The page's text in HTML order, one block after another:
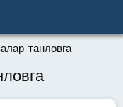
танловга